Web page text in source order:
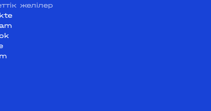
желілер